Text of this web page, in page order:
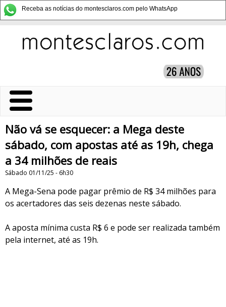
Receba as notícias do montesclaros.com pelo WhatsApp
Não vá se esquecer: a Mega deste
sábado, com apostas até as 19h, chega
a 34 milhões de reais
Sábado 01/11/25 - 6h30
A Mega-Sena pode pagar prêmio de R$ 34 milhões para
os acertadores das seis dezenas neste sábado.
A aposta mínima custa R$ 6 e pode ser realizada também
pela internet, até as 19h.